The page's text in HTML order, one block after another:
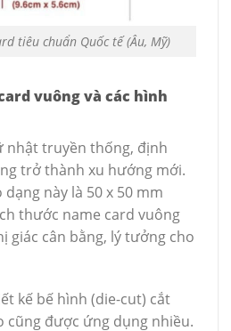
tiêu chuẩn Quốc tế (Âu, Mỹ)
vuông và các hình
nhật truyền thống, định
trở thành xu hướng mới.
này là 50 x 50 mm
thước name card vuông
giác cân bằng, lý tưởng cho
kế bế hình (die-cut) cắt
cũng được ứng dụng nhiều.